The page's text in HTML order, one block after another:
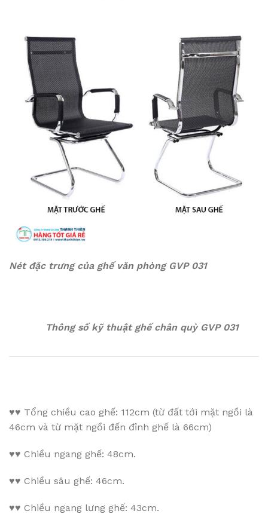
Nét đặc trưng của ghế văn phòng GVP 031
Thông số kỹ thuật ghế chân quỳ GVP 031
♥♥ Tổng chiều cao ghế: 112cm (từ đất tới mặt ngồi là
46cm và từ mặt ngồi đến đỉnh ghế là 66cm)
♥♥ Chiều ngang ghế: 48cm.
♥♥ Chiều sâu ghế: 46cm.
♥♥ Chiều ngang lưng ghế: 43cm.